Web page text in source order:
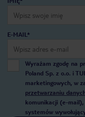
E-MAIL*
Wyrażam zgodę na
Poland Sp. z o.o. i
marketingowych, w
przetwarzaniu
komunikacji (e-
systemów